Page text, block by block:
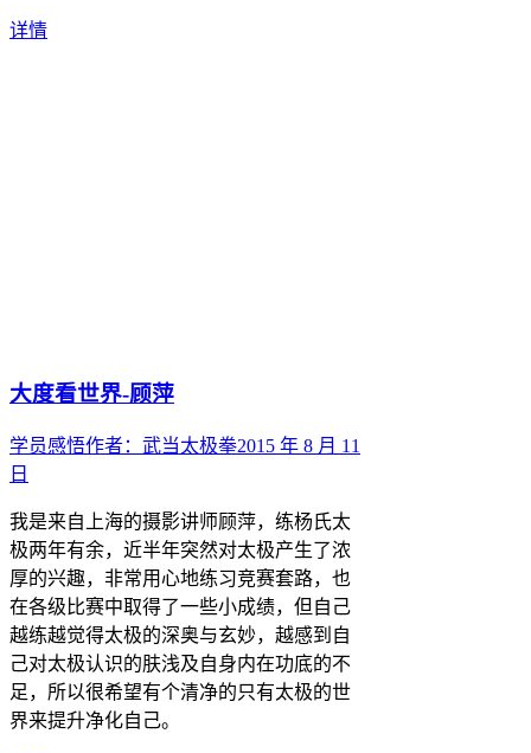
详情
大度看世界-顾萍
学员感悟作者： 武当太极拳2015 年 8 月 11
日
我是来自上海的摄影讲师顾萍，练杨氏太
极两年有余，近半年突然对太极产生了浓
厚的兴趣，非常用心地练习竞赛套路，也
在各级比赛中取得了一些小成绩，但自己
越练越觉得太极的深奥与玄妙，越感到自
己对太极认识的肤浅及自身内在功底的不
足，所以很希望有个清净的只有太极的世
界来提升净化自己。